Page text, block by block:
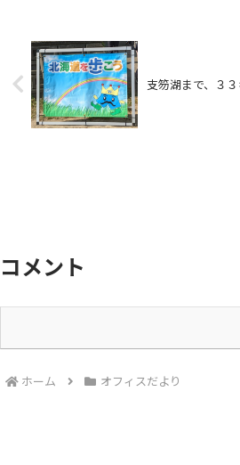
支笏湖まで、３
コメント
ホーム オフィスだより